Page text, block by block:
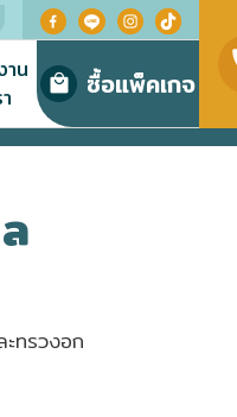
าน
ซื้อแพ็คเกจ
ทรวงอก